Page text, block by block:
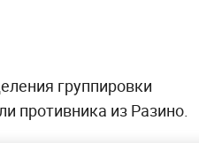
группировки
противника из Разино.